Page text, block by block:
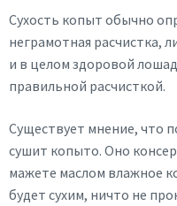
Сухость копыт обычно
неграмотная расчистка,
и в целом здоровой
правильной расчисткой.
Существует мнение, что
сушит копыто. Оно
мажете маслом влажное
будет сухим, ничто не